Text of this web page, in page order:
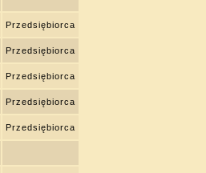
Przedsiębiorca
Przedsiębiorca
Przedsiębiorca
Przedsiębiorca
Przedsiębiorca